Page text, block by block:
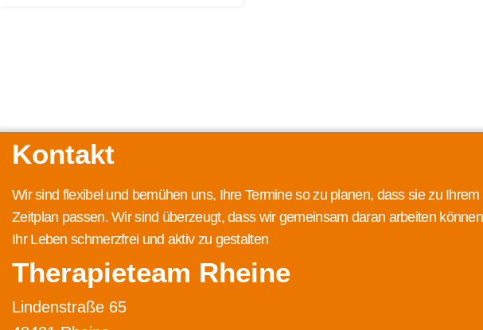
Kontakt
Wir sind flexibel und bemühen uns, Ihre Termine so zu planen, dass sie zu Ihrem
Zeitplan passen. Wir sind überzeugt, dass wir gemeinsam daran arbeiten
Ihr Leben schmerzfrei und aktiv zu gestalten
Therapieteam Rheine
Lindenstraße 65